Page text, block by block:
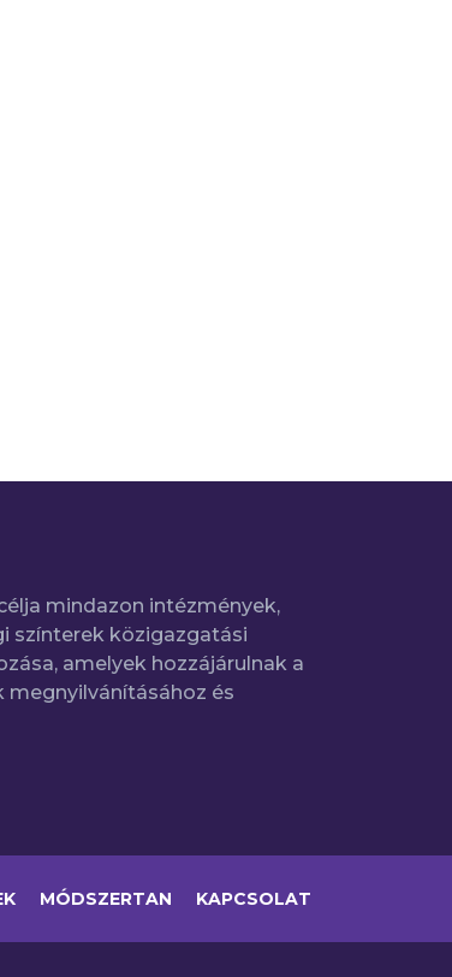
mindazon intézmények,
színterek közigazgatási
amelyek hozzájárulnak a
és
MÓDSZERTAN KAPCSOLAT